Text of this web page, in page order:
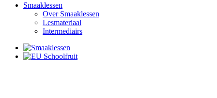
Smaaklessen
Over Smaaklessen
Lesmateriaal
Intermediairs